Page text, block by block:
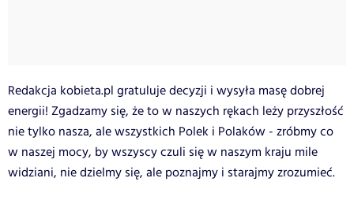
Redakcja kobieta.pl gratuluje decyzji i wysyła masę dobrej
energii! Zgadzamy się, że to w naszych rękach leży przyszłość
nie tylko nasza, ale wszystkich Polek i Polaków - zróbmy co
w naszej mocy, by wszyscy czuli się w naszym kraju mile
widziani, nie dzielmy się, ale poznajmy i starajmy zrozumieć.